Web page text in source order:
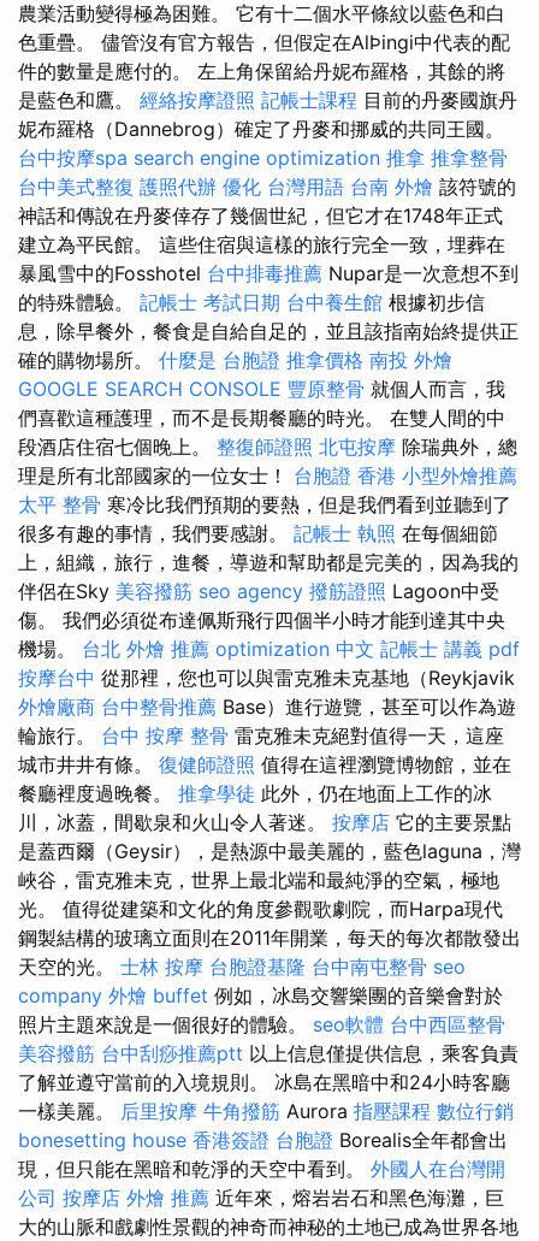
農業活動變得極為困難。 它有十二個水平條紋以藍色和白
色重疊。 儘管沒有官方報告，但假定在AlÞingi中代表的配
件的數量是應付的。 左上角保留給丹妮布羅格，其餘的將
是藍色和鷹。 經絡按摩證照 記帳士課程 目前的丹麥國旗丹
妮布羅格（Dannebrog）確定了丹麥和挪威的共同王國。
台中按摩spa search engine optimization 推拿 推拿整骨
台中美式整復 護照代辦 優化 台灣用語 台南 外燴 該符號的
神話和傳說在丹麥倖存了幾個世紀，但它才在1748年正式
建立為平民館。 這些住宿與這樣的旅行完全一致，埋葬在
暴風雪中的Fosshotel 台中排毒推薦 Nupar是一次意想不到
的特殊體驗。 記帳士 考試日期 台中養生館 根據初步信
息，除早餐外，餐食是自給自足的，並且該指南始終提供正
確的購物場所。 什麼是 台胞證 推拿價格 南投 外燴
GOOGLE SEARCH CONSOLE 豐原整骨 就個人而言，我
們喜歡這種護理，而不是長期餐廳的時光。 在雙人間的中
段酒店住宿七個晚上。 整復師證照 北屯按摩 除瑞典外，總
理是所有北部國家的一位女士！ 台胞證 香港 小型外燴推薦
太平 整骨 寒冷比我們預期的要熱，但是我們看到並聽到了
很多有趣的事情，我們要感謝。 記帳士 執照 在每個細節
上，組織，旅行，進餐，導遊和幫助都是完美的，因為我的
伴侶在Sky 美容撥筋 seo agency 撥筋證照 Lagoon中受
傷。 我們必須從布達佩斯飛行四個半小時才能到達其中央
機場。 台北 外燴 推薦 optimization 中文 記帳士 講義 pdf
按摩台中 從那裡，您也可以與雷克雅未克基地（Reykjavik
外燴廠商 台中整骨推薦 Base）進行遊覽，甚至可以作為遊
輪旅行。 台中 按摩 整骨 雷克雅未克絕對值得一天，這座
城市井井有條。 復健師證照 值得在這裡瀏覽博物館，並在
餐廳裡度過晚餐。 推拿學徒 此外，仍在地面上工作的冰
川，冰蓋，間歇泉和火山令人著迷。 按摩店 它的主要景點
是蓋西爾（Geysir），是熱源中最美麗的，藍色laguna，灣
峽谷，雷克雅未克，世界上最北端和最純淨的空氣，極地
光。 值得從建築和文化的角度參觀歌劇院，而Harpa現代
鋼製結構的玻璃立面則在2011年開業，每天的每次都散發出
天空的光。 士林 按摩 台胞證基隆 台中南屯整骨 seo
company 外燴 buffet 例如，冰島交響樂團的音樂會對於
照片主題來說是一個很好的體驗。 seo軟體 台中西區整骨
美容撥筋 台中刮痧推薦ptt 以上信息僅提供信息，乘客負責
了解並遵守當前的入境規則。 冰島在黑暗中和24小時客廳
一樣美麗。 后里按摩 牛角撥筋 Aurora 指壓課程 數位行銷
bonesetting house 香港簽證 台胞證 Borealis全年都會出
現，但只能在黑暗和乾淨的天空中看到。 外國人在台灣開
公司 按摩店 外燴 推薦 近年來，熔岩岩石和黑色海灘，巨
大的山脈和戲劇性景觀的神奇而神秘的土地已成為世界各地